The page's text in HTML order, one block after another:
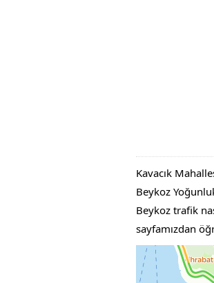
Kavacık
Beykoz
Beykoz trafik
sayfamızdan